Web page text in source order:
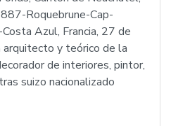
Roquebrune-Cap-
Azul, Francia, 27 de
y teórico de la
de interiores, pintor,
suizo nacionalizado